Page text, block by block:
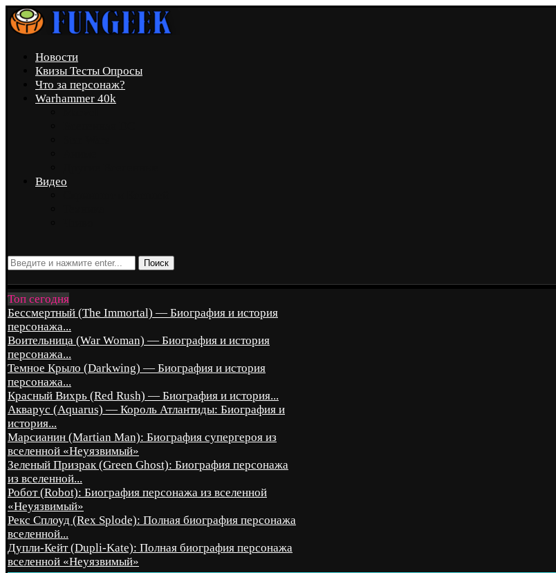
Новости
Квизы Тесты Опросы
Что за персонаж?
Warhammer 40k
Видео
Поиск
Топ сегодня
Бессмертный (The Immortal) — Биография и история
персонажа...
Воительница (War Woman) — Биография и история
персонажа...
Темное Крыло (Darkwing) — Биография и история
персонажа...
Красный Вихрь (Red Rush) — Биография и история...
Акварус (Aquarus) — Король Атлантиды: Биография и
история...
Марсианин (Martian Man): Биография супергероя из
вселенной «Неуязвимый»
Зеленый Призрак (Green Ghost): Биография персонажа
из вселенной...
Робот (Robot): Биография персонажа из вселенной
«Неуязвимый»
Рекс Сплоуд (Rex Splode): Полная биография персонажа
вселенной...
Дупли-Кейт (Dupli-Kate): Полная биография персонажа
вселенной «Неуязвимый»